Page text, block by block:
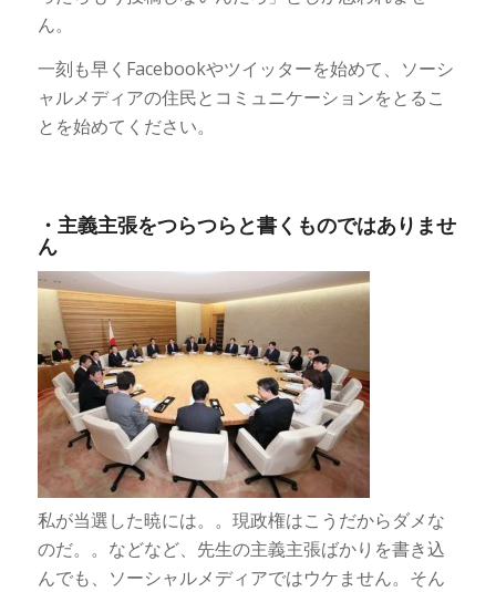
ん。
一刻も早くFacebookやツイッターを始めて、ソーシ
ャルメディアの住民とコミュニケーションをとるこ
とを始めてください。
・主義主張をつらつらと書くものではありませ
ん
私が当選した暁には。。現政権はこうだからダメな
のだ。。などなど、先生の主義主張ばかりを書き込
んでも、ソーシャルメディアではウケません。そん